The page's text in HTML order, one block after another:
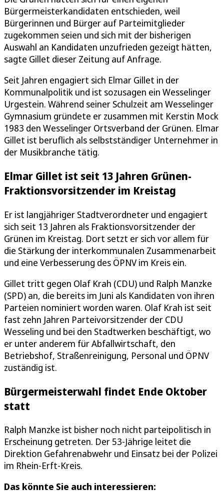
Bürgermeisterkandidaten entschieden, weil
Bürgerinnen und Bürger auf Parteimitglieder
zugekommen seien und sich mit der bisherigen
Auswahl an Kandidaten unzufrieden gezeigt hätten,
sagte Gillet dieser Zeitung auf Anfrage.
Seit Jahren engagiert sich Elmar Gillet in der
Kommunalpolitik und ist sozusagen ein Wesselinger
Urgestein. Während seiner Schulzeit am Wesselinger
Gymnasium gründete er zusammen mit Kerstin Mock
1983 den Wesselinger Ortsverband der Grünen. Elmar
Gillet ist beruflich als selbstständiger Unternehmer in
der Musikbranche tätig.
Elmar Gillet ist seit 13 Jahren Grünen-
Fraktionsvorsitzender im Kreistag
Er ist langjähriger Stadtverordneter und engagiert
sich seit 13 Jahren als Fraktionsvorsitzender der
Grünen im Kreistag. Dort setzt er sich vor allem für
die Stärkung der interkommunalen Zusammenarbeit
und eine Verbesserung des ÖPNV im Kreis ein.
Gillet tritt gegen Olaf Krah (CDU) und Ralph Manzke
(SPD) an, die bereits im Juni als Kandidaten von ihren
Parteien nominiert worden waren. Olaf Krah ist seit
fast zehn Jahren Parteivorsitzender der CDU
Wesseling und bei den Stadtwerken beschäftigt, wo
er unter anderem für Abfallwirtschaft, den
Betriebshof, Straßenreinigung, Personal und ÖPNV
zuständig ist.
Bürgermeisterwahl findet Ende Oktober
statt
Ralph Manzke ist bisher noch nicht parteipolitisch in
Erscheinung getreten. Der 53-Jährige leitet die
Direktion Gefahrenabwehr und Einsatz bei der Polizei
im Rhein-Erft-Kreis.
Das könnte Sie auch interessieren: